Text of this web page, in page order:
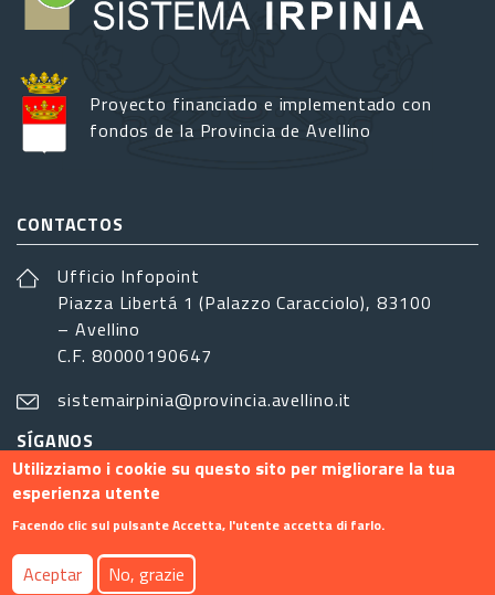
Proyecto financiado e implementado con
fondos de la Provincia de Avellino
CONTACTOS
Ufficio Infopoint
Piazza Libertá 1 (Palazzo Caracciolo), 83100
– Avellino
C.F. 80000190647
sistemairpinia@provincia.avellino.it
SÍGANOS
Footer menu
Contacto Info
Utilizziamo i cookie su questo sito per migliorare la tua
esperienza utente
Facendo clic sul pulsante Accetta, l'utente accetta di farlo.
Aceptar No, grazie